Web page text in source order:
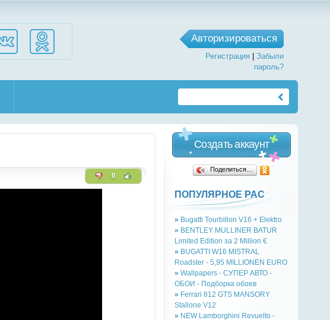
Авторизироваться
Регистрация |Забыли
пароль?
0
Создать аккаунт
Поделиться…
ПОПУЛЯРНОЕ РАС
» Bugatti Tourbillon V16 + Elektro
» BENTLEY MULLINER BATUR
Limited Edition за 2 Million €
» BUGATTI W16 MISTRAL
Roadster - 5,95 MILLIONEN EURO
» Wallpapers - СУПЕР АВТО -
ОБОИ - Подборка обоев
» Ferrari 812 GTS MANSORY
Stallone V12
» NEW Lamborghini Revuelto -